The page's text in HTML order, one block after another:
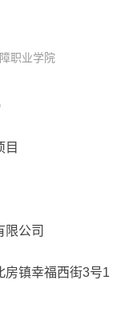
职业学院
目
限公司
房镇幸福西街3号1